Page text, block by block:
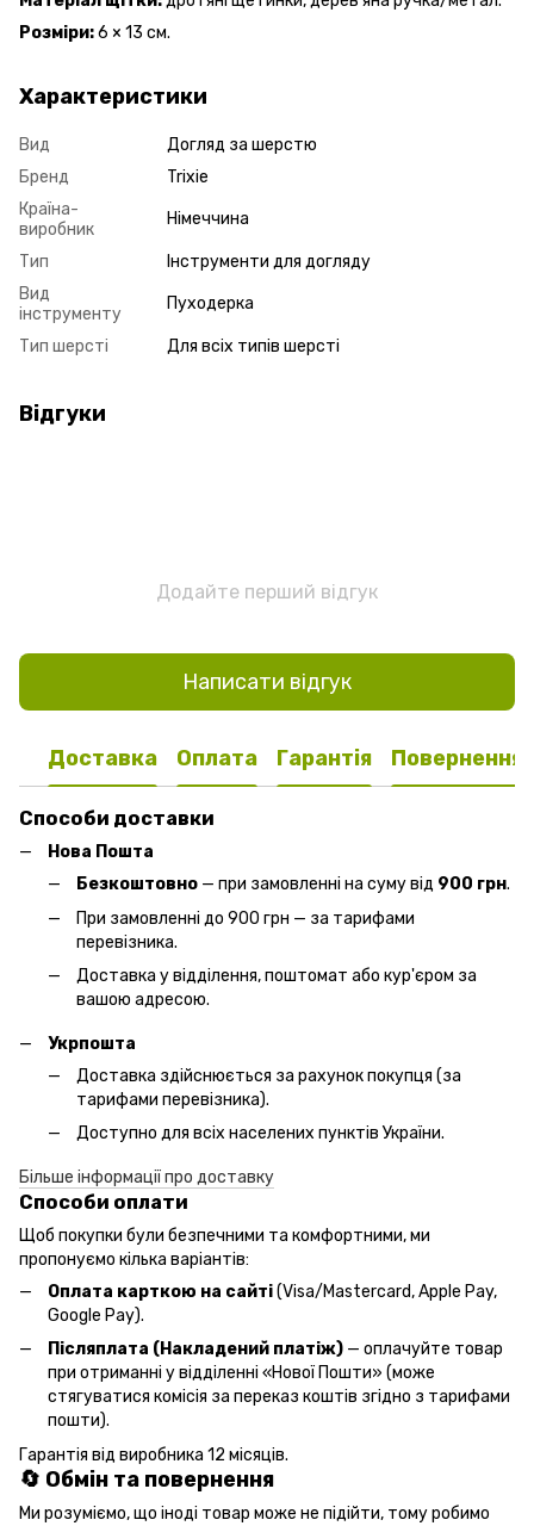
Розміри:6 × 13 см.
Характеристики
Вид
Догляд за шерстю
Бренд
Trixie
Країна-
виробник
Німеччина
Тип
Інструменти для догляду
Вид
інструменту
Пуходерка
Тип шерсті Для всіх типів шерсті
Відгуки
Додайте перший відгук
Написати відгук
Доставка Оплата Гарантія Повернення
Способи доставки
Нова Пошта
Безкоштовно — при замовленні на суму від 900 грн.
При замовленні до 900 грн — за тарифами
перевізника.
Доставка у відділення, поштомат або кур'єром за
вашою адресою.
Укрпошта
Доставка здійснюється за рахунок покупця (за
тарифами перевізника).
Доступно для всіх населених пунктів України.
Більше інформації про доставку
Способи оплати
Щоб покупки були безпечними та комфортними, ми
пропонуємо кілька варіантів:
Оплата карткою на сайті(Visa/Mastercard, Apple Pay,
Google Pay).
Післяплата (Накладений платіж) — оплачуйте товар
при отриманні у відділенні «Нової Пошти» (може
стягуватися комісія за переказ коштів згідно з тарифами
пошти).
Гарантія від виробника 12 місяців.
🔄 Обмін та повернення
Ми розуміємо, що іноді товар може не підійти, тому робимо